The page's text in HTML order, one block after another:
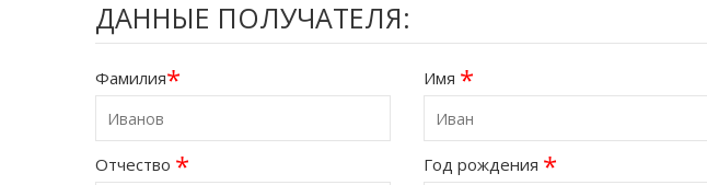
ДАННЫЕ ПОЛУЧАТЕЛЯ:
Фамилия* Имя *
Отчество * Год рождения *